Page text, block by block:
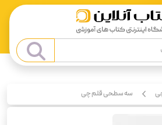
سه سطحی قلم چی